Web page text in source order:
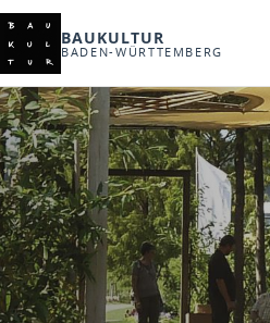
BAUKULTUR
BADEN-WÜRTTEMBERG